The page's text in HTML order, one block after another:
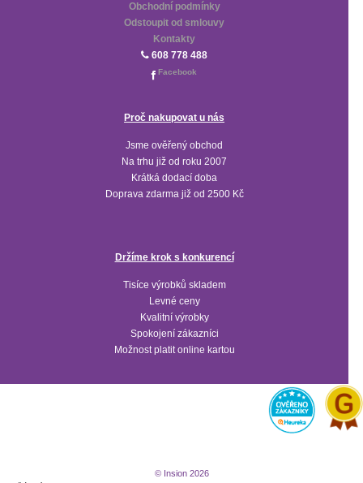
Obchodní podmínky
Odstoupit od smlouvy
Kontakty
608 778 488
Facebook
Proč nakupovat u nás
Jsme ověřený obchod
Na trhu již od roku 2007
Krátká dodací doba
Doprava zdarma již od 2500 Kč
Držíme krok s konkurencí
Tisíce výrobků skladem
Levné ceny
Kvalitní výrobky
Spokojení zákazníci
Možnost platit online kartou
© Insion 2026